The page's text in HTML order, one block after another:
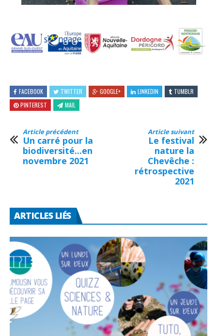
FACEBOOK TWITTER GOOGLE+ LINKEDIN
TUMBLR
PINTEREST
MAIL
Article précédent
Un carré pour la
biodiversité...en
novembre 2021
Article suivant
Le festival
nature la
Chevêche :
rétrospective
2021
ARTICLES LIÉS